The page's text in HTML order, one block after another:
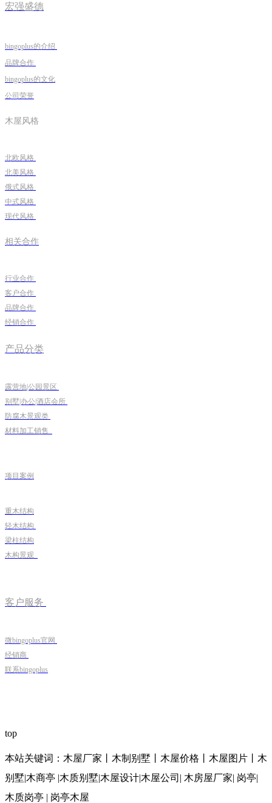
宏强盛德
bingoplus的介绍
品牌合作
bingoplus的文化
公司荣誉
木屋风格
北欧风格
北美风格
俄式风格
中式风格
现代风格
相关合作
行业合作
客户合作
品牌合作
经销合作
产品分类
露营地|公园景区
别墅|办公|酒店会所
防腐木景观类
材料加工销售
项目案例
重木结构
轻木结构
梁柱结构
木构景观
客户服务
微bingoplus官网
经销商
联系bingoplus
top
本站关键词：木屋厂家丨木制别墅丨木屋价格丨木屋图片丨木
别墅|木商亭 |木质别墅|木屋设计|木屋公司| 木房屋厂家| 岗亭|
木质岗亭 | 岗亭木屋